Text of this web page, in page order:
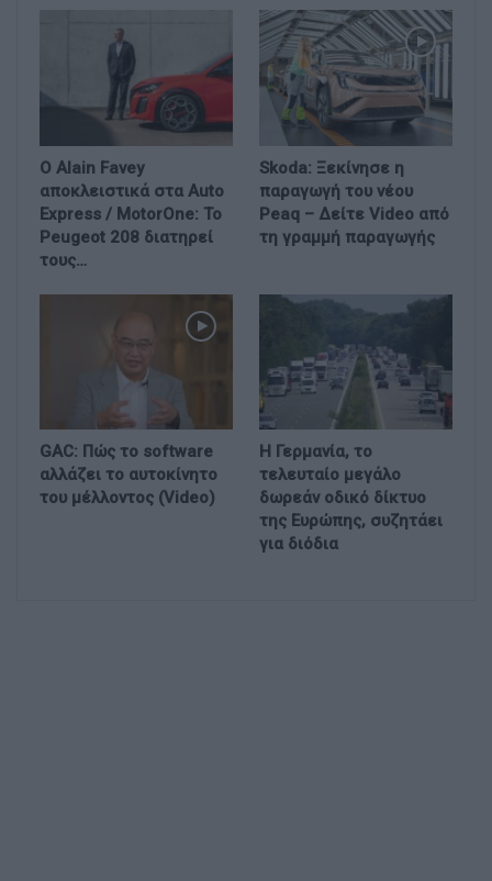
Ο Alain Favey
αποκλειστικά στα Auto
Express / MotorOne: Το
Peugeot 208 διατηρεί
τους…
Skoda: Ξεκίνησε η
παραγωγή του νέου
Peaq – Δείτε Video από
τη γραμμή παραγωγής
GAC: Πώς το software
αλλάζει το αυτοκίνητο
του μέλλοντος (Video)
Η Γερμανία, το
τελευταίο μεγάλο
δωρεάν οδικό δίκτυο
της Ευρώπης, συζητάει
για διόδια